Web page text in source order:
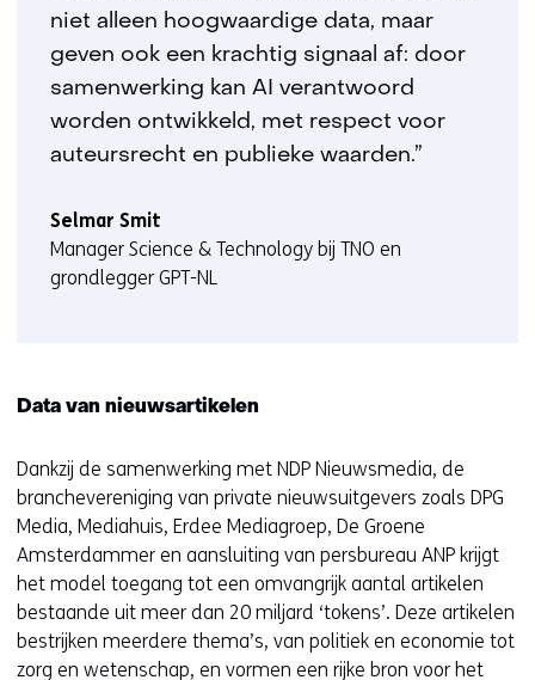
niet alleen hoogwaardige data, maar
geven ook een krachtig signaal af: door
samenwerking kan AI verantwoord
worden ontwikkeld, met respect voor
auteursrecht en publieke waarden.”
Selmar Smit
Manager Science & Technology bij TNO en
grondlegger GPT-NL
Data van nieuwsartikelen
Dankzij de samenwerking met NDP Nieuwsmedia, de
branchevereniging van private nieuwsuitgevers zoals DPG
Media, Mediahuis, Erdee Mediagroep, De Groene
Amsterdammer en aansluiting van persbureau ANP krijgt
het model toegang tot een omvangrijk aantal artikelen
bestaande uit meer dan 20 miljard ‘tokens’. Deze artikelen
bestrijken meerdere thema’s, van politiek en economie tot
zorg en wetenschap, en vormen een rijke bron voor het